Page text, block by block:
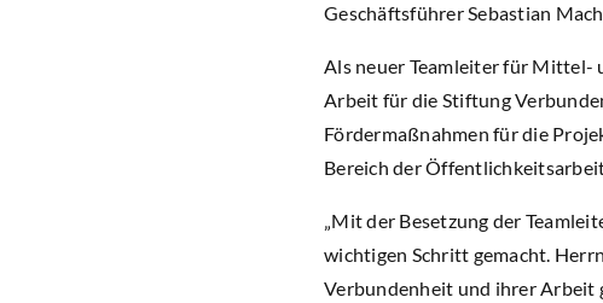
Geschäftsführer Sebastian
Als neuer Teamleiter für Mittel-
Arbeit für die Stiftung
Fördermaßnahmen für die
Bereich der
„Mit der Besetzung der
wichtigen Schritt gemacht.
Verbundenheit und ihrer Arbeit